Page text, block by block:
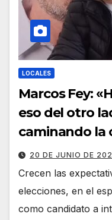
LOCALES
Marcos Fey:
eso del otro
caminando la
20 DE JUNIO DE
Crecen las
elecciones, en el
como candidato a